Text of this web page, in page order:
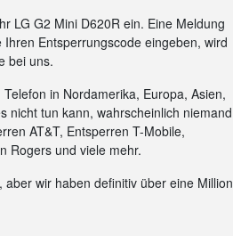
LG G2 Mini D620R ein. Eine Meldung
Entsperrungscode eingeben, wird
bei uns.
in Nordamerika, Europa, Asien,
nicht tun kann, wahrscheinlich niemand
AT&T, Entsperren T-Mobile,
Rogers und viele mehr.
wir haben definitiv über eine Million